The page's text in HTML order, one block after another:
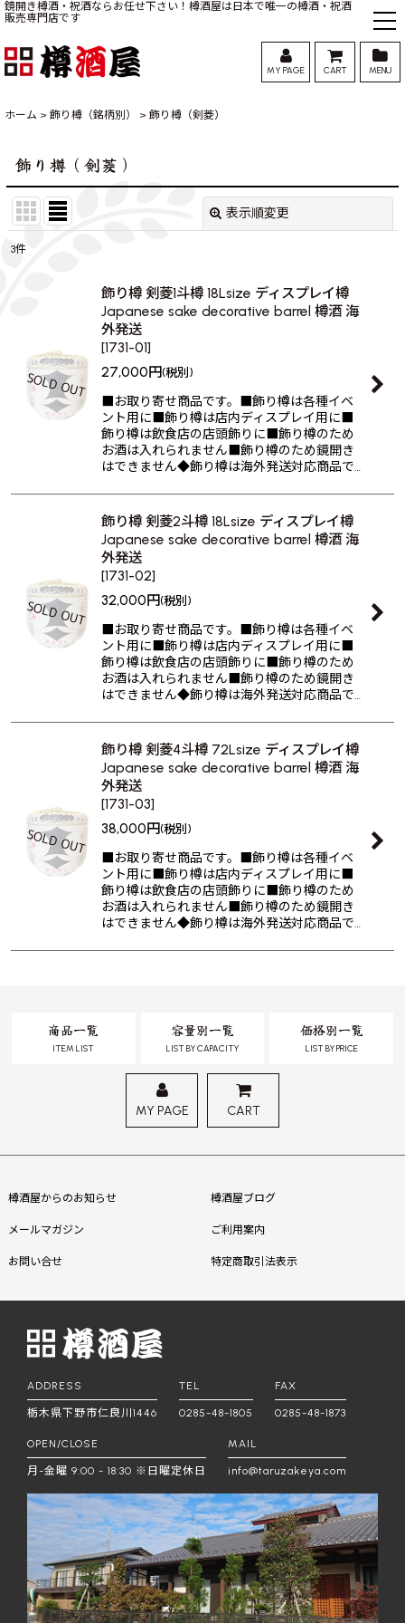
鏡開き樽酒・祝酒ならお任せ下さい！樽酒屋は日本で唯一の樽酒・祝酒
販売専門店です
MY PAGE CART MENU
ホーム > 飾り樽（銘柄別） > 飾り樽（剣菱）
飾り樽（剣菱）
表示順変更
絞り込む
3件
飾り樽 剣菱1斗樽 18Lsize ディスプレイ樽
Japanese sake decorative barrel 樽酒 海
外発送
[1731-01]
27,000円(税別)
■お取り寄せ商品です。■飾り樽は各種イベ
ント用に■飾り樽は店内ディスプレイ用に■
飾り樽は飲食店の店頭飾りに■飾り樽のため
お酒は入れられません■飾り樽のため鏡開き
はできません◆飾り樽は海外発送対応商品で…
飾り樽 剣菱2斗樽 18Lsize ディスプレイ樽
Japanese sake decorative barrel 樽酒 海
外発送
[1731-02]
32,000円(税別)
■お取り寄せ商品です。■飾り樽は各種イベ
ント用に■飾り樽は店内ディスプレイ用に■
飾り樽は飲食店の店頭飾りに■飾り樽のため
お酒は入れられません■飾り樽のため鏡開き
はできません◆飾り樽は海外発送対応商品で…
飾り樽 剣菱4斗樽 72Lsize ディスプレイ樽
Japanese sake decorative barrel 樽酒 海
外発送
[1731-03]
38,000円(税別)
■お取り寄せ商品です。■飾り樽は各種イベ
ント用に■飾り樽は店内ディスプレイ用に■
飾り樽は飲食店の店頭飾りに■飾り樽のため
お酒は入れられません■飾り樽のため鏡開き
はできません◆飾り樽は海外発送対応商品で…
商品一覧
ITEM LIST
容量別一覧
LIST BY CAPACITY
価格別一覧
LIST BY PRICE
MY PAGE CART
樽酒屋からのお知らせ 樽酒屋ブログ
メールマガジン ご利用案内
お問い合せ 特定商取引法表示
ADDRESS
栃木県下野市仁良川1446
TEL
0285-48-1805
FAX
0285-48-1873
OPEN/CLOSE
月-金曜 9:00 - 18:30 ※日曜定休日
MAIL
info@taruzakeya.com